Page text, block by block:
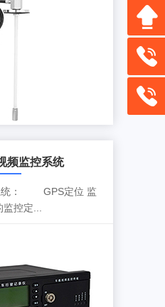
频监控系统
： GPS定位 监
控定...